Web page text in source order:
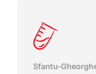
Sfantu-